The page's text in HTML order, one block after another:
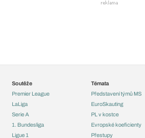
Soutěže
Premier League
LaLiga
Serie A
1. Bundesliga
Ligue 1
Témata
Představení týmů MS
EuroSkauting
PL v kostce
Evropské koeficienty
Přestupy